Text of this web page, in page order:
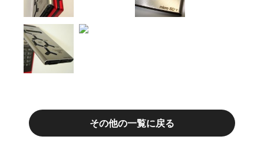
その他の一覧に戻る